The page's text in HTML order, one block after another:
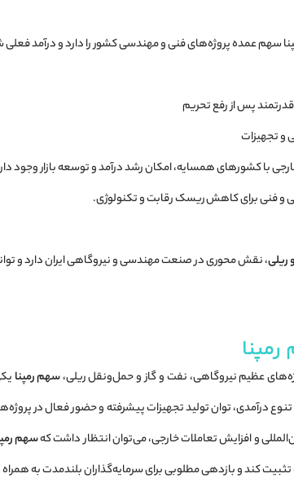
سهم عمده پروژه‌های فنی و مهندسی کشور را دارد و درآمد فعلی
پس از رفع تحریم
و تجهیزات
با کشورهای همسایه، امکان رشد درآمد و توسعه بازار وجود
و فنی برای کاهش ریسک رقابت و تکنولوژی.
ریلی، نقش محوری در صنعت مهندسی و نیروگاهی ایران دارد و
عظیم نیروگاهی، نفت و گاز و حمل‌ونقل ریلی،سهم رمپنا
توان تولید تجهیزات پیشرفته و حضور فعال در
و افزایش تعاملات خارجی، می‌توان انتظار داشت کهسهم
تثبیت کند و بازدهی مطلوبی برای سرمایه‌گذاران بلندمدت به